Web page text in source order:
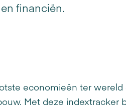
financiën.
economieën ter
Met deze